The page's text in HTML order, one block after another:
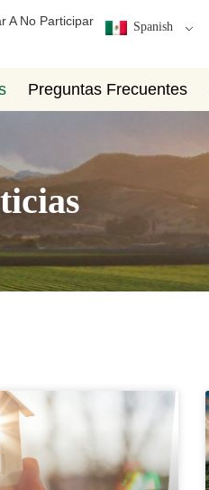
A No Participar Spanish
Preguntas Frecuentes